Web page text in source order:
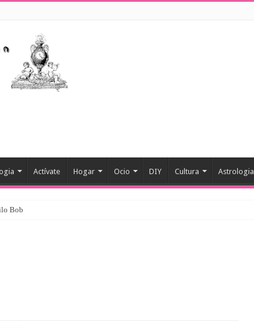
Actívate Hogar Ocio DIY Cultura Astrologia
Bob